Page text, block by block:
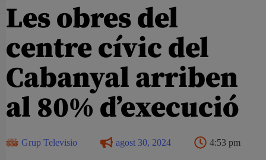
Les obres del
centre cívic del
Cabanyal arriben
al 80% d’execució
Grup Televisio agost 30, 2024 4:53 pm